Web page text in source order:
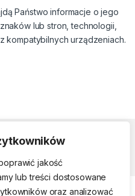
jakość
lub treści dostosowane
oraz analizować
Państwo informacje o jego
lub stron, technologii,
kompatybilnych urządzeniach.